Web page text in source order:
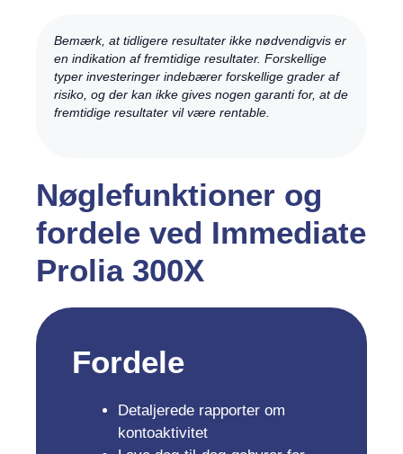
Bemærk, at tidligere resultater ikke nødvendigvis er
en indikation af fremtidige resultater. Forskellige
typer investeringer indebærer forskellige grader af
risiko, og der kan ikke gives nogen garanti for, at de
fremtidige resultater vil være rentable.
Nøglefunktioner og
fordele ved Immediate
Prolia 300X
Fordele
Detaljerede rapporter om
kontoaktivitet